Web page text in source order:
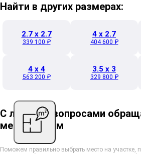
Найти в других размерах:
2.7 x 2.7
339 100 ₽
4 x 2.7
404 600 ₽
4 x 4
563 200 ₽
3.5 x 3
329 800 ₽
С любыми вопросами
менеджерам
Поможем правильно выбрать место на участке,